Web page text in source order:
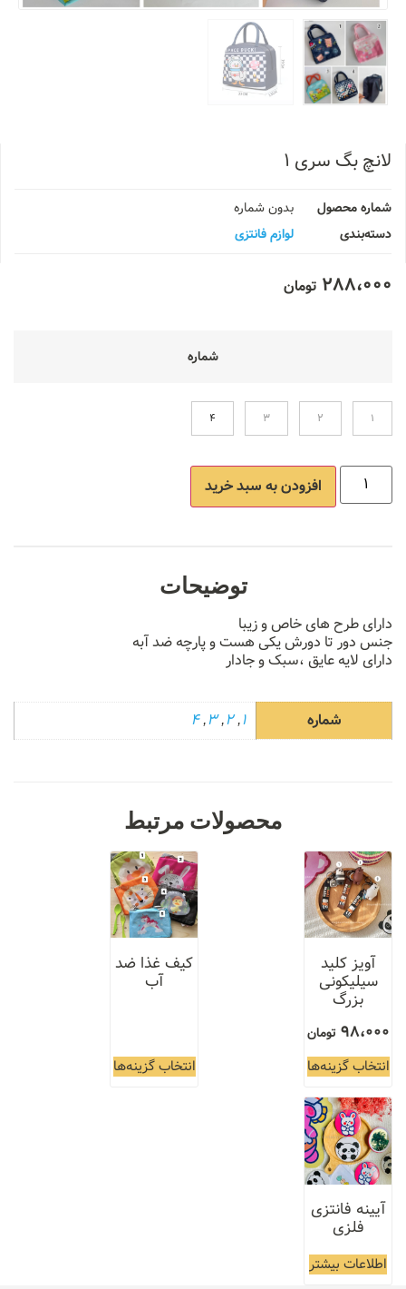
لانچ بگ سری ۱
شماره محصول
بدون شماره
دسته‌بندی
لوازم فانتزی
288،000 تومان
شماره
1
2
3
4
افزودن به سبد خرید
توضیحات
دارای طرح های خاص و زیبا
جنس دور تا دورش یکی هست و پارچه ضد آبه
دارای لایه عایق ،سبک و جادار
شماره 1
,
2
,
3
,
4
محصولات مرتبط
آویز کلید
سیلیکونی
بزرگ
98،000 تومان
انتخاب گزینه‌ها
کیف غذا ضد
آب
انتخاب گزینه‌ها
آیینه فانتزی
فلزی
اطلاعات بیشتر